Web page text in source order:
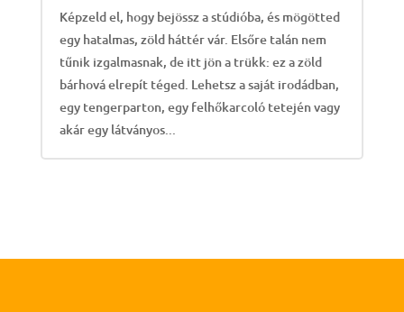
Képzeld el, hogy bejössz a stúdióba, és mögötted
egy hatalmas, zöld háttér vár. Elsőre talán nem
tűnik izgalmasnak, de itt jön a trükk: ez a zöld
bárhová elrepít téged. Lehetsz a saját irodádban,
egy tengerparton, egy felhőkarcoló tetején vagy
akár egy látványos...